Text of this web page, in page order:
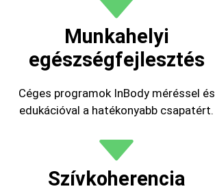
Munkahelyi
egészségfejlesztés
Céges programok InBody méréssel és
edukációval a hatékonyabb csapatért.
Szívkoherencia